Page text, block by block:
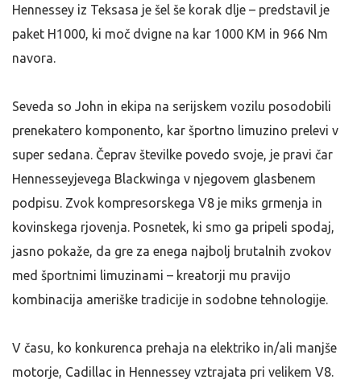
Hennessey iz Teksasa je šel še korak dlje – predstavil je
paket H1000, ki moč dvigne na kar 1000 KM in 966 Nm
navora.
Seveda so John in ekipa na serijskem vozilu posodobili
prenekatero komponento, kar športno limuzino prelevi v
super sedana. Čeprav številke povedo svoje, je pravi čar
Hennesseyjevega Blackwinga v njegovem glasbenem
podpisu. Zvok kompresorskega V8 je miks grmenja in
kovinskega rjovenja. Posnetek, ki smo ga pripeli spodaj,
jasno pokaže, da gre za enega najbolj brutalnih zvokov
med športnimi limuzinami – kreatorji mu pravijo
kombinacija ameriške tradicije in sodobne tehnologije.
V času, ko konkurenca prehaja na elektriko in/ali manjše
motorje, Cadillac in Hennessey vztrajata pri velikem V8.